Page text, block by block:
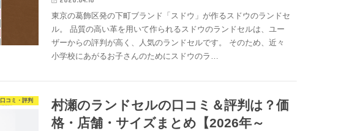
東京の葛飾区発の下町ブランド「スドウ」が作るスドウのランドセ
ル。 品質の高い革を用いて作られるスドウのランドセルは、ユー
ザーからの評判が高く、人気のランドセルです。 そのため、近々
小学校にあがるお子さんのためにスドウのラ…
口コミ・評判
村瀬のランドセルの口コミ＆評判は？価
格・店舗・サイズまとめ【2026年～